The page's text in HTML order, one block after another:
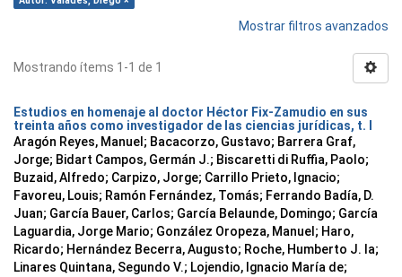
Mostrar filtros avanzados
Mostrando ítems 1-1 de 1
Estudios en homenaje al doctor Héctor Fix-Zamudio en sus
treinta años como investigador de las ciencias jurídicas, t. I
Aragón Reyes, Manuel; Bacacorzo, Gustavo; Barrera Graf,
Jorge; Bidart Campos, Germán J.; Biscaretti di Ruffia, Paolo;
Buzaid, Alfredo; Carpizo, Jorge; Carrillo Prieto, Ignacio;
Favoreu, Louis; Ramón Fernández, Tomás; Ferrando Badía, D.
Juan; García Bauer, Carlos; García Belaunde, Domingo; García
Laguardia, Jorge Mario; González Oropeza, Manuel; Haro,
Ricardo; Hernández Becerra, Augusto; Roche, Humberto J. la;
Linares Quintana, Segundo V.; Lojendio, Ignacio María de;